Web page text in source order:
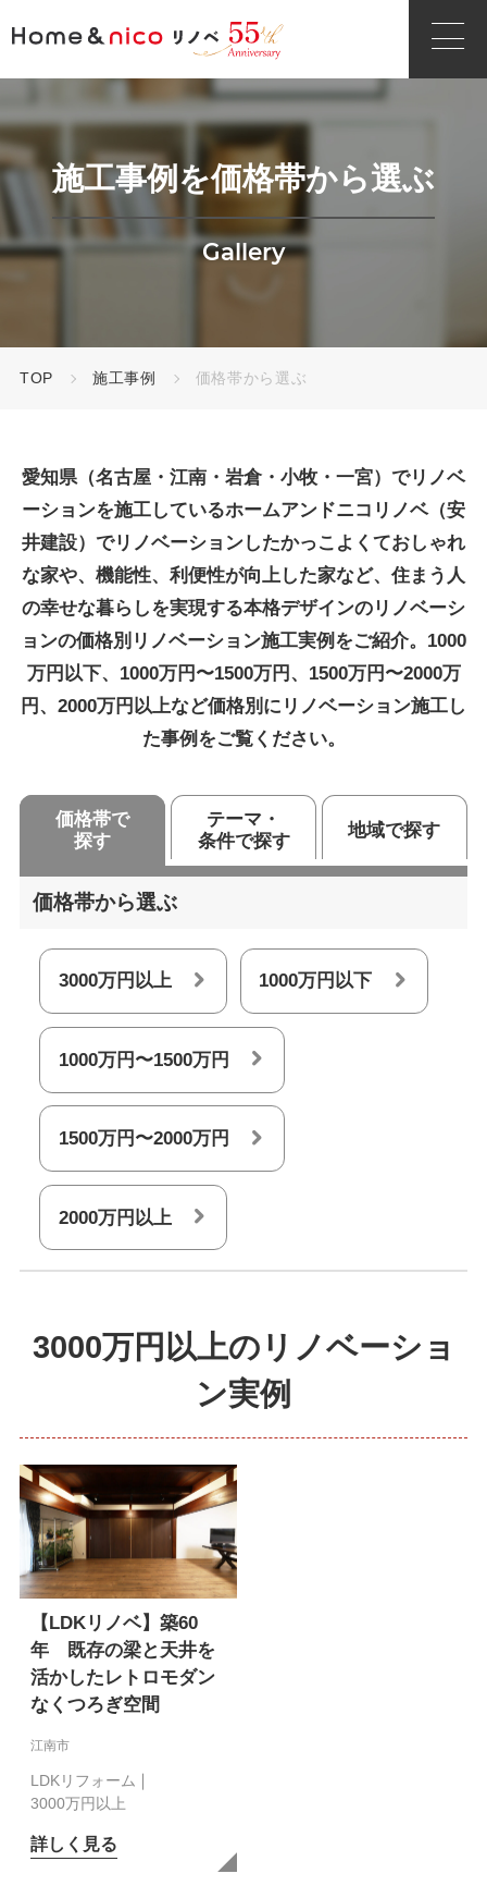
施工事例を価格帯から選ぶ
Gallery
TOP 施工事例 価格帯から選ぶ
愛知県（名古屋・江南・岩倉・小牧・一宮）でリノベ
ーションを施工しているホームアンドニコリノベ（安
井建設）でリノベーションしたかっこよくておしゃれ
な家や、機能性、利便性が向上した家など、住まう人
の幸せな暮らしを実現する本格デザインのリノベーシ
ョンの価格別リノベーション施工実例をご紹介。1000
万円以下、1000万円〜1500万円、1500万円〜2000万
円、2000万円以上など価格別にリノベーション施工し
た事例をご覧ください。
価格帯で
探す
テーマ・
条件で探す
地域で探す
価格帯から選ぶ
3000万円以上 1000万円以下
1000万円〜1500万円
1500万円〜2000万円
2000万円以上
3000万円以上のリノベーショ
ン実例
【LDKリノベ】築60
年 既存の梁と天井を
活かしたレトロモダン
なくつろぎ空間
江南市
LDKリフォーム
3000万円以上
詳しく見る